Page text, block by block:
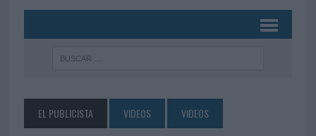
EL PUBLICISTA VIDEOS VIDEOS